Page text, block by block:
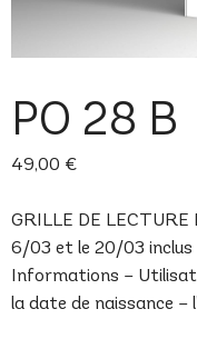
PO 28 B
49,00 €
GRILLE DE
6/03 et le 20/03 inclus
Informations –
la date de naissance –